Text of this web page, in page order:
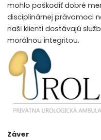
mohlo poškodiť dobré
disciplinárnej právomoci
naši klienti dostávajú
morálnou integritou.
Záver